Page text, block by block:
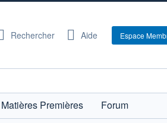
Rechercher Aide Espace
Matières Premières Forum